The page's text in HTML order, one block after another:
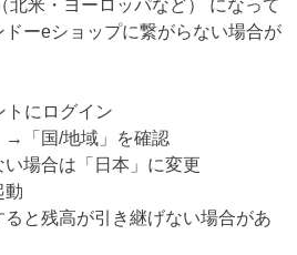
北米・ヨーロッパなど） になって
ーeショップに繋がらない場合が
トにログイン
→「国/地域」を確認
い場合は「日本」に変更
動
と残高が引き継げない場合があ